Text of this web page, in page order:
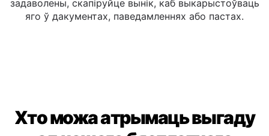
Вы можаце рэдагаваць перакладзены тэкст
непасрэдна ў акне вываду. Як толькі вы будзеце